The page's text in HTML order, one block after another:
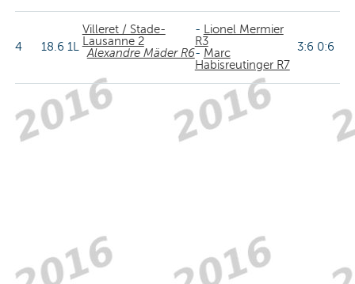
4 18.6 1L
Villeret / Stade-
Lausanne 2
Alexandre Mäder R6
-
Lionel Mermier
R3
- Marc
Habisreutinger R7
3:6 0:6